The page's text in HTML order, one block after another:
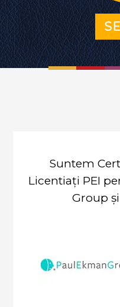
Suntem
Licentiați PEI
Group